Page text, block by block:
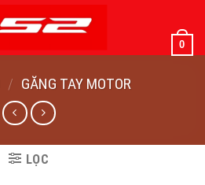
0
/ GĂNG TAY MOTOR
LỌC